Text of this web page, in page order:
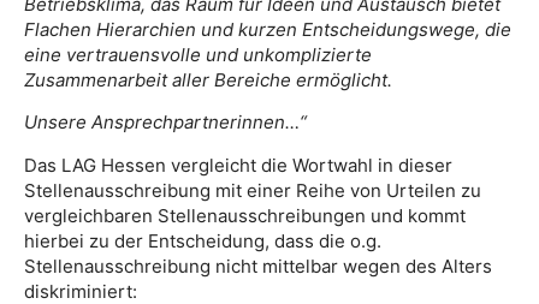
Flachen Hierarchien und kurzen Entscheidungswege, die
eine vertrauensvolle und unkomplizierte
Zusammenarbeit aller Bereiche ermöglicht.
Unsere Ansprechpartnerinnen…“
Das LAG Hessen vergleicht die Wortwahl in dieser
Stellenausschreibung mit einer Reihe von Urteilen zu
vergleichbaren Stellenausschreibungen und kommt
hierbei zu der Entscheidung, dass die o.g.
Stellenausschreibung nicht mittelbar wegen des Alters
diskriminiert: